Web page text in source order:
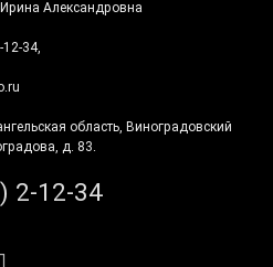
Александровна
34,
область, Виноградовский
д. 83.
2-12-34